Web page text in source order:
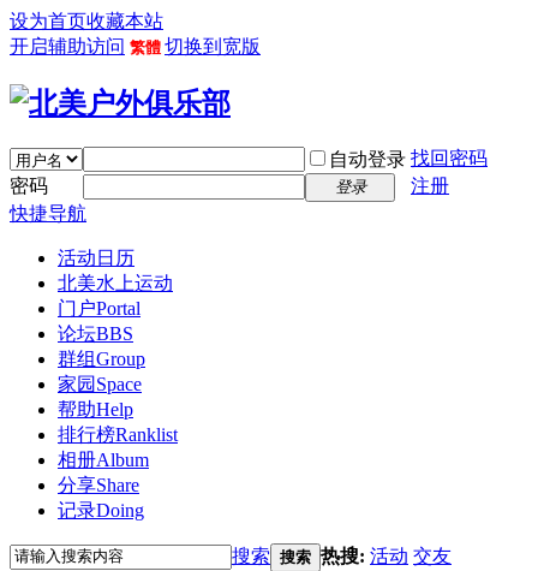
设为首页收藏本站
开启辅助访问 繁體 切换到宽版
自动登录 找回密码
密码
登录
注册
快捷导航
活动日历
北美水上运动
门户Portal
论坛BBS
群组Group
家园 Space
帮助Help
排行榜Ranklist
相册Album
分享Share
记录Doing
搜索 搜索 热搜: 活动 交友